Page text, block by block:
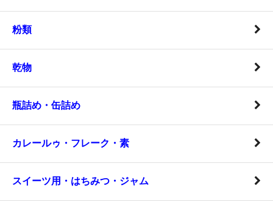
粉類
乾物
瓶詰め・缶詰め
カレールゥ・フレーク・素
スイーツ用・はちみつ・ジャム